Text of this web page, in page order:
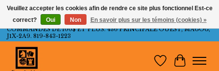
LIVRAISON GRATUITE AU QUÉBEC ET ONTARIO POUR LES
COMMANDES DE 100$ ET PLUS. 436 PRINCIPALE OUEST, MAGOG,
J1X-2A9. 819-843-1223
Liste dePanier
Veuillez accepter les cookies afin de rendre ce site plus fonctionnel Est-ce
correct?
Oui Non En savoir plus sur les témoins (cookies) »